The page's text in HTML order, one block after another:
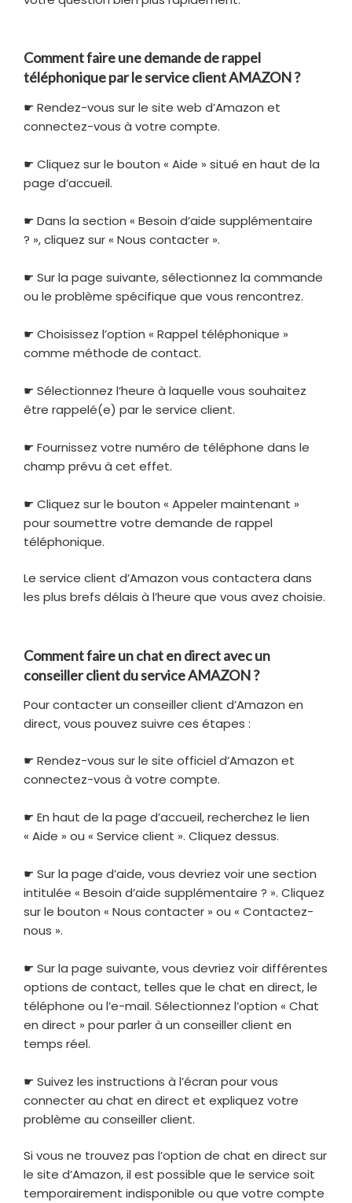
Comment faire une demande de rappel
téléphonique par le service client AMAZON ?
☛ Rendez-vous sur le site web d’Amazon et
connectez-vous à votre compte.
☛ Cliquez sur le bouton « Aide » situé en haut de la
page d’accueil.
☛ Dans la section « Besoin d’aide supplémentaire
? », cliquez sur « Nous contacter ».
☛ Sur la page suivante, sélectionnez la commande
ou le problème spécifique que vous rencontrez.
☛ Choisissez l’option « Rappel téléphonique »
comme méthode de contact.
☛ Sélectionnez l’heure à laquelle vous souhaitez
être rappelé(e) par le service client.
☛ Fournissez votre numéro de téléphone dans le
champ prévu à cet effet.
☛ Cliquez sur le bouton « Appeler maintenant »
pour soumettre votre demande de rappel
téléphonique.
Le service client d’Amazon vous contactera dans
les plus brefs délais à l’heure que vous avez choisie.
Comment faire un chat en direct avec un
conseiller client du service AMAZON ?
Pour contacter un conseiller client d’Amazon en
direct, vous pouvez suivre ces étapes :
☛ Rendez-vous sur le site officiel d’Amazon et
connectez-vous à votre compte.
☛ En haut de la page d’accueil, recherchez le lien
« Aide » ou « Service client ». Cliquez dessus.
☛ Sur la page d’aide, vous devriez voir une section
intitulée « Besoin d’aide supplémentaire ? ». Cliquez
sur le bouton « Nous contacter » ou « Contactez-
nous ».
☛ Sur la page suivante, vous devriez voir différentes
options de contact, telles que le chat en direct, le
téléphone ou l’e-mail. Sélectionnez l’option « Chat
en direct » pour parler à un conseiller client en
temps réel.
☛ Suivez les instructions à l’écran pour vous
connecter au chat en direct et expliquez votre
problème au conseiller client.
Si vous ne trouvez pas l’option de chat en direct sur
le site d’Amazon, il est possible que le service soit
temporairement indisponible ou que votre compte